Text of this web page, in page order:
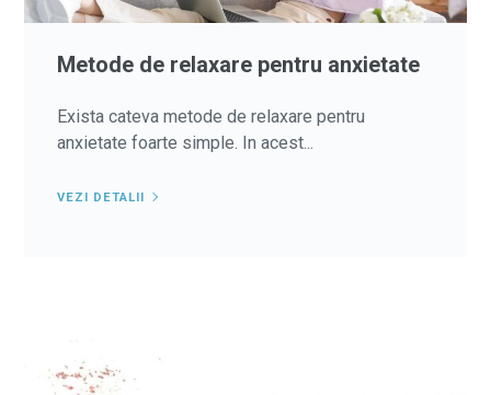
Metode de relaxare pentru anxietate
Exista cateva metode de relaxare pentru
anxietate foarte simple. In acest...
VEZI DETALII